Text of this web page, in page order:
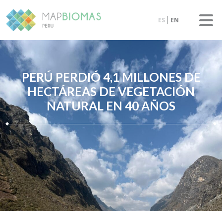
ES EN
PERÚ PERDIÓ 4,1 MILLONES DE
HECTÁREAS DE VEGETACIÓN
NATURAL EN 40 AÑOS